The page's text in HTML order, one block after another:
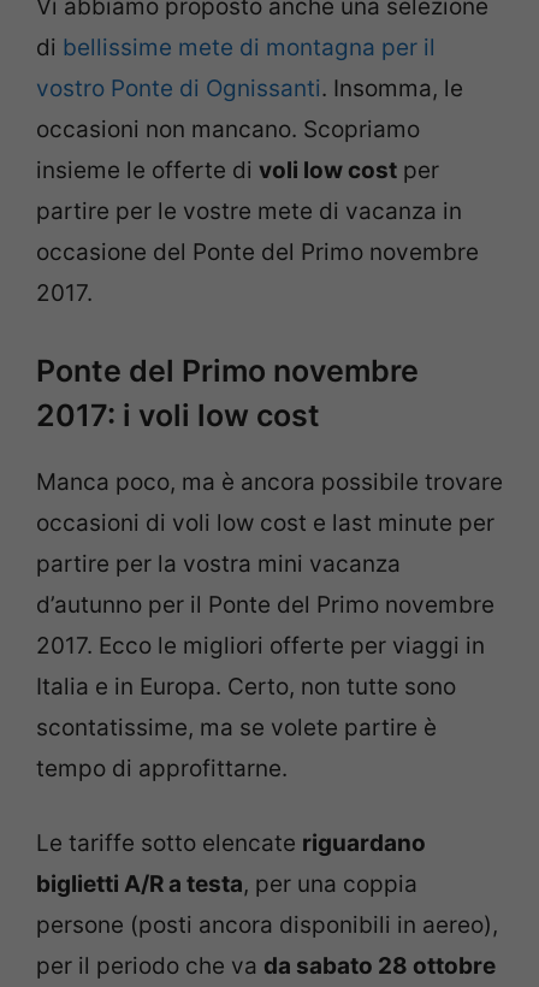
Vi abbiamo proposto anche una selezione
di bellissime mete di montagna per il
vostro Ponte di Ognissanti. Insomma, le
occasioni non mancano. Scopriamo
insieme le offerte di voli low cost per
partire per le vostre mete di vacanza in
occasione del Ponte del Primo novembre
2017.
Ponte del Primo novembre
2017: i voli low cost
Manca poco, ma è ancora possibile trovare
occasioni di voli low cost e last minute per
partire per la vostra mini vacanza
d’autunno per il Ponte del Primo novembre
2017. Ecco le migliori offerte per viaggi in
Italia e in Europa. Certo, non tutte sono
scontatissime, ma se volete partire è
tempo di approfittarne.
Le tariffe sotto elencate riguardano
biglietti A/R a testa, per una coppia
persone (posti ancora disponibili in aereo),
per il periodo che va da sabato 28 ottobre